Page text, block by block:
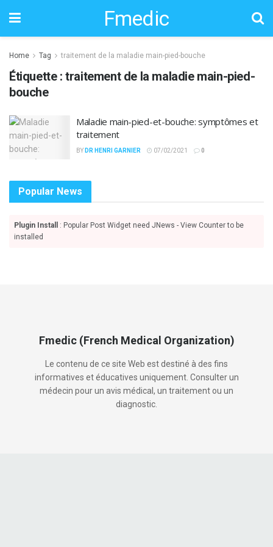
Fmedic
Home Tag traitement de la maladie main-pied-bouche
Étiquette :traitement de la maladie main-pied-
bouche
Maladie main-pied-et-bouche: symptômes et
traitement
BY DR HENRI GARNIER 07/02/2021 0
Popular News
Plugin Install
: Popular Post Widget need JNews - View Counter to be
installed
Fmedic (French Medical Organization)
Le contenu de ce site Web est destiné à des fins
informatives et éducatives uniquement. Consulter un
médecin pour un avis médical, un traitement ou un
diagnostic.